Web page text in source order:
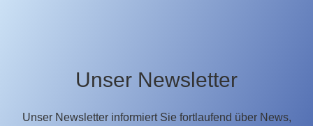
Unser Newsletter
Unser Newsletter informiert Sie fortlaufend über News,